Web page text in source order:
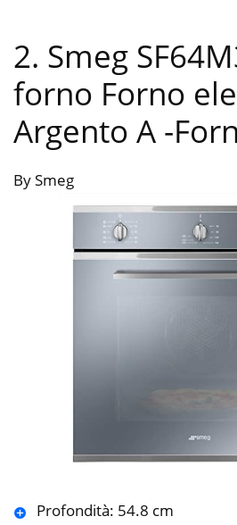
2. Smeg
forno Forno
Argento A -
By Smeg
Profondità: 54.8 cm